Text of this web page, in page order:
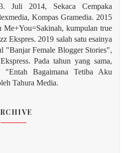
Juli 2014, Sekaca Cempaka
Kompas Gramedia. 2015
Me+You=Sakinah, kumpulan true
Ekspres. 2019 salah satu esainya
"Banjar Female Blogger Stories",
Pada tahun yang sama,
"Entah Bagaimana Tetiba Aku
Tahura Media.